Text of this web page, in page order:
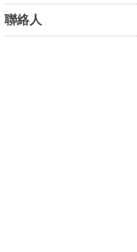
聯絡人